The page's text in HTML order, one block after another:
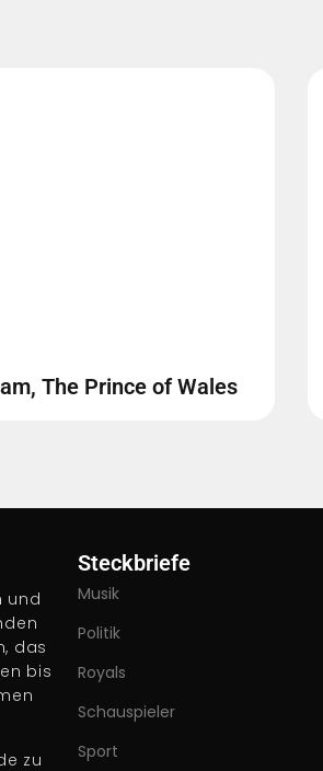
The Prince of Wales
und
das
bis
zu
Steckbriefe
Musik
Politik
Royals
Schauspieler
Sport